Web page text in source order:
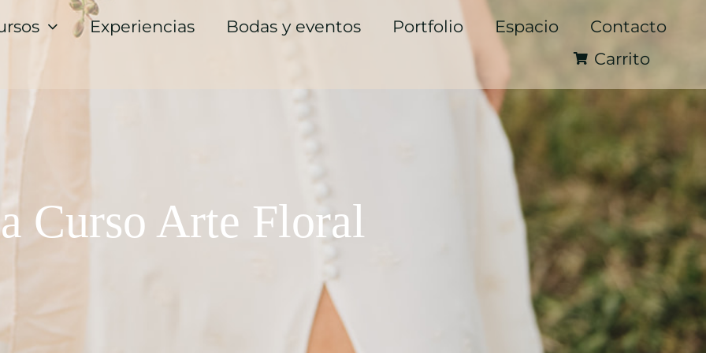
Experiencias Bodas y eventos Portfolio Espacio
Contacto
Carrito
Curso Arte Floral